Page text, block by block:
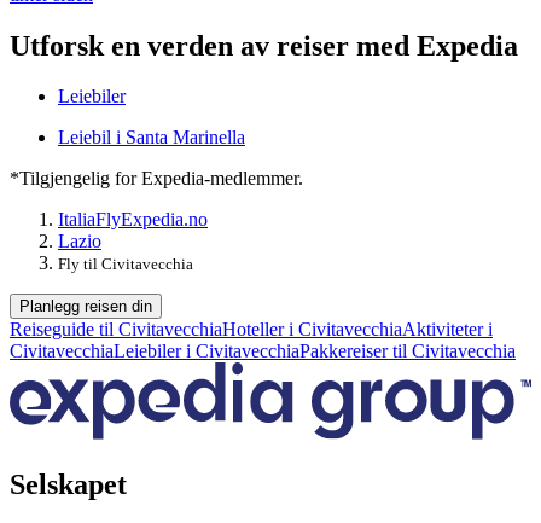
Utforsk en verden av reiser med Expedia
Leiebiler
Leiebil i Santa Marinella
*Tilgjengelig for Expedia-medlemmer.
ItaliaFlyExpedia.no
Lazio
Fly til Civitavecchia
Planlegg reisen din
Reiseguide til CivitavecchiaHoteller i CivitavecchiaAktiviteter i
CivitavecchiaLeiebiler i CivitavecchiaPakkereiser til Civitavecchia
Selskapet